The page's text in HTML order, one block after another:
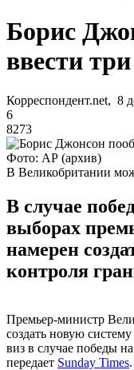
Борис
ввести
Корреспондент.net, 8
6
8273
Фото: АР (архив)
В Великобритании
В случае
выборах
намерен
контроля
Премьер-министр
создать новую
виз в случае победы
передает Sunday Times.